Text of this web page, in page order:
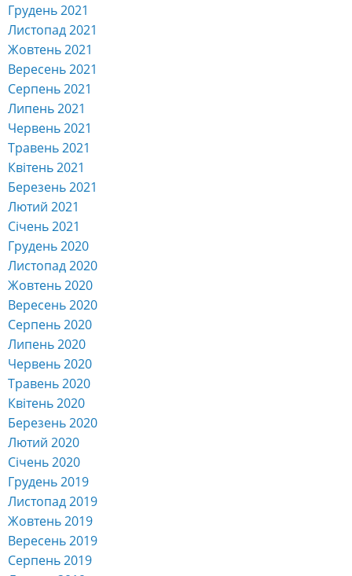
Грудень 2021
Листопад 2021
Жовтень 2021
Вересень 2021
Серпень 2021
Липень 2021
Червень 2021
Травень 2021
Квітень 2021
Березень 2021
Лютий 2021
Січень 2021
Грудень 2020
Листопад 2020
Жовтень 2020
Вересень 2020
Серпень 2020
Липень 2020
Червень 2020
Травень 2020
Квітень 2020
Березень 2020
Лютий 2020
Січень 2020
Грудень 2019
Листопад 2019
Жовтень 2019
Вересень 2019
Серпень 2019